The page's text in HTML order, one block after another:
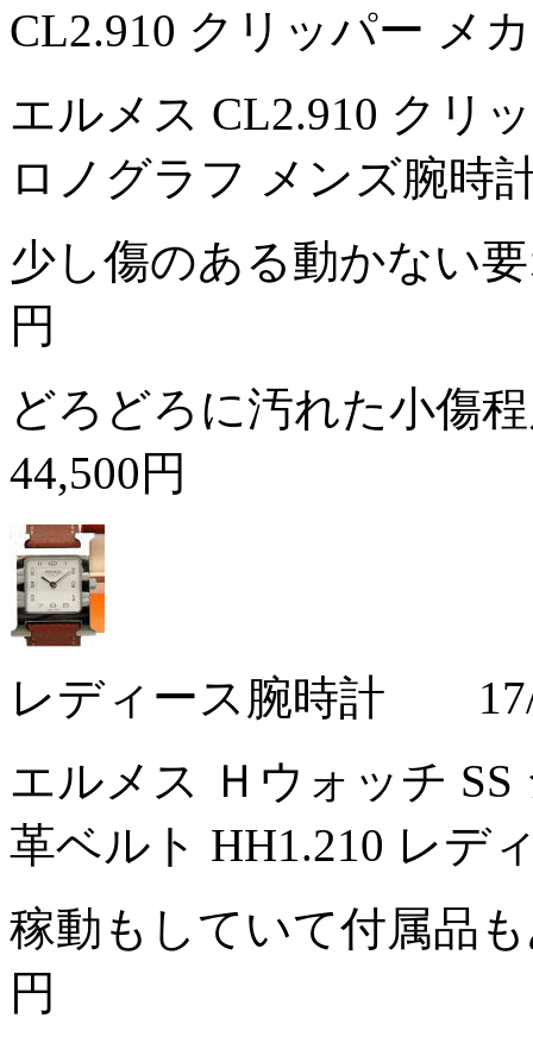
CL2.910 クリッパー メ
エルメス CL2.910 クリ
ロノグラフ メンズ腕時
少し傷のある動かない
円
どろどろに汚れた小傷
44,500円
レディース腕時計 17/
エルメス Ｈウォッチ
革ベルト HH1.210 レデ
稼動もしていて付属品
円